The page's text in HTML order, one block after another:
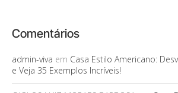
Comentários
admin-viva em Casa Estilo Americano:
e Veja 35 Exemplos Incríveis!